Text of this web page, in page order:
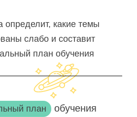
какие темы
слабо и составит
план обучения
план обучения